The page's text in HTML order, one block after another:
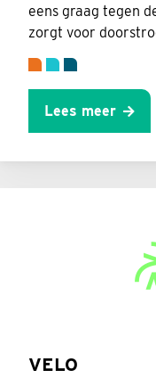
eens graag tegen
zorgt voor
Lees meer
VELO